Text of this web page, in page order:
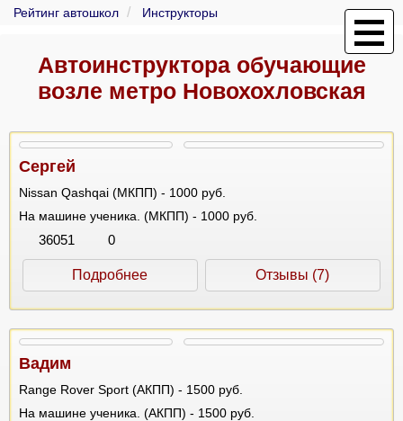
Рейтинг автошкол Инструкторы
Автоинструктора обучающие
возле метро Новохохловская
Сергей
Nissan Qashqai (МКПП) - 1000 руб.
На машине ученика. (МКПП) - 1000 руб.
36051 0
Подробнее Отзывы (7)
Вадим
Range Rover Sport (АКПП) - 1500 руб.
На машине ученика. (АКПП) - 1500 руб.